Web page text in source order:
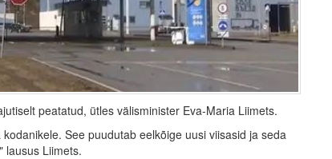
peatatud, ütles välisminister Eva-Maria Liimets.
See puudutab eelkõige uusi viisasid ja seda
lausus Liimets.